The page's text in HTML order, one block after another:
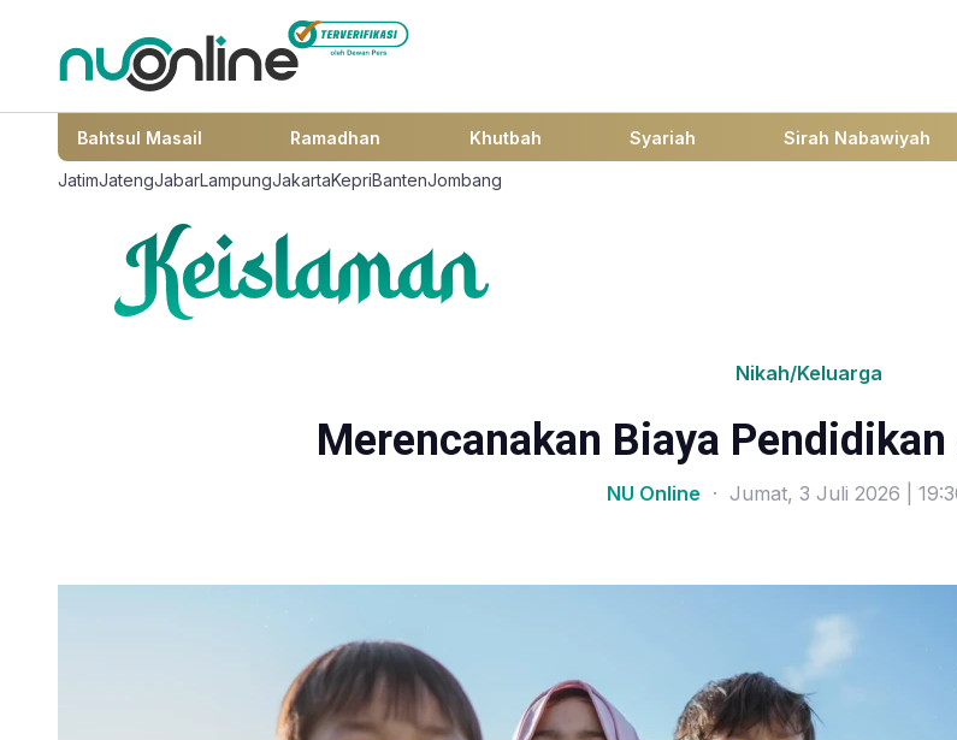
Bahtsul Masail Ramadhan Khutbah Syariah Sirah Nabawiyah
JatimJatengJabarLampungJakartaKepriBantenJombang
Nikah/Keluarga
Merencanakan Biaya
NU Online · Jumat, 3 Juli 2026 |